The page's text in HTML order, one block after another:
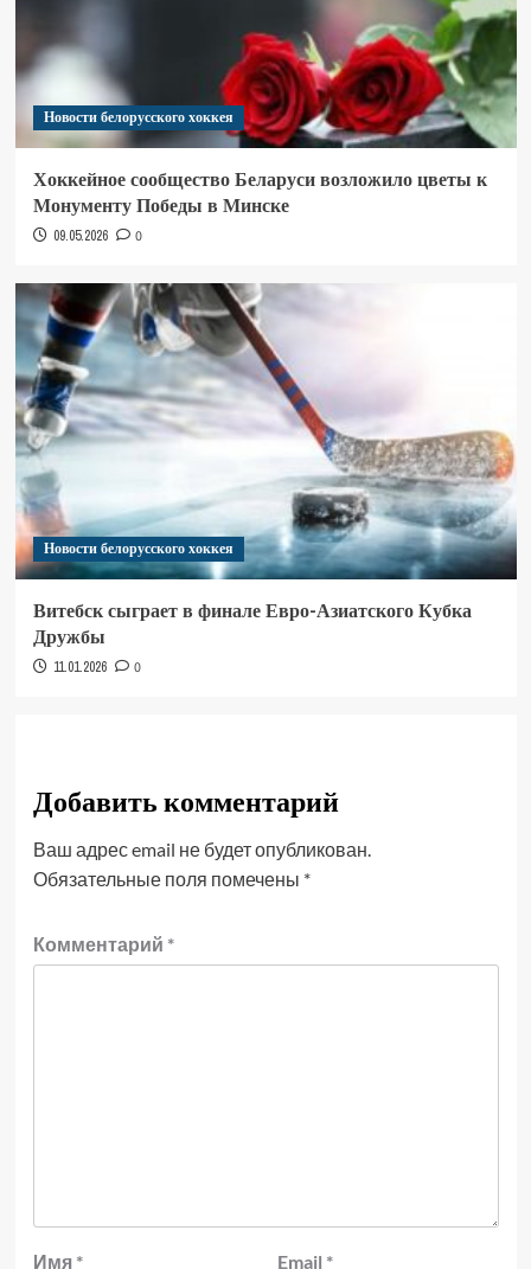
Новости белорусского хоккея
Хоккейное сообщество Беларуси возложило цветы к
Монументу Победы в Минске
09.05.2026 0
Новости белорусского хоккея
Витебск сыграет в финале Евро-Азиатского Кубка
Дружбы
11.01.2026 0
Добавить комментарий
Ваш адрес email не будет опубликован.
Обязательные поля помечены *
Комментарий *
Имя * Email *